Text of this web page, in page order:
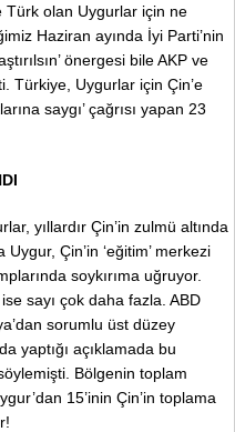
Türk olan Uygurlar için ne
Haziran ayında İyi Parti’nin
önergesi bile AKP ve
Türkiye, Uygurlar için Çin’e
saygı’ çağrısı yapan 23
yıllardır Çin’in zulmü altında
Çin’in ‘eğitim’ merkezi
soykırıma uğruyor.
sayı çok daha fazla. ABD
sorumlu üst düzey
yaptığı açıklamada bu
Bölgenin toplam
15’inin Çin’in toplama